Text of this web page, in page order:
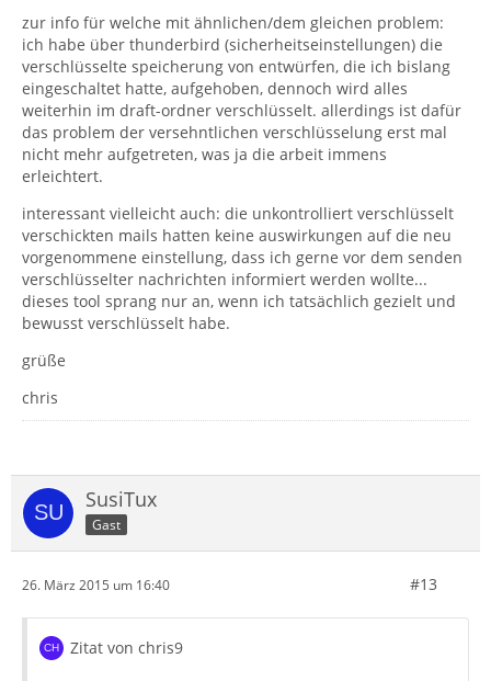
zur info für welche mit ähnlichen/dem gleichen problem:
ich habe über thunderbird (sicherheitseinstellungen) die
verschlüsselte speicherung von entwürfen, die ich bislang
eingeschaltet hatte, aufgehoben, dennoch wird alles
weiterhin im draft-ordner verschlüsselt. allerdings ist dafür
das problem der versehntlichen verschlüsselung erst mal
nicht mehr aufgetreten, was ja die arbeit immens
erleichtert.
interessant vielleicht auch: die unkontrolliert verschlüsselt
verschickten mails hatten keine auswirkungen auf die neu
vorgenommene einstellung, dass ich gerne vor dem senden
verschlüsselter nachrichten informiert werden wollte...
dieses tool sprang nur an, wenn ich tatsächlich gezielt und
bewusst verschlüsselt habe.
grüße
chris
SusiTux
Gast
26. März 2015 um 16:40 #13
Zitat von chris9